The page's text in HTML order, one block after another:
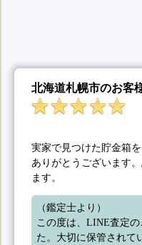
北海道札幌市のお客
実家で見つけた貯金箱
ありがとうございます
ます。
（鑑定士より）
この度は、LINE査定
た。大切に保管されて